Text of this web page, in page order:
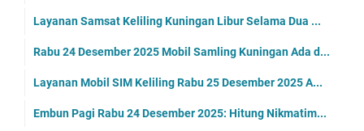
Layanan Samsat Keliling Kuningan Libur Selama Dua ...
Rabu 24 Desember 2025 Mobil Samling Kuningan Ada d...
Layanan Mobil SIM Keliling Rabu 25 Desember 2025 A...
Embun Pagi Rabu 24 Desember 2025: Hitung Nikmatim...